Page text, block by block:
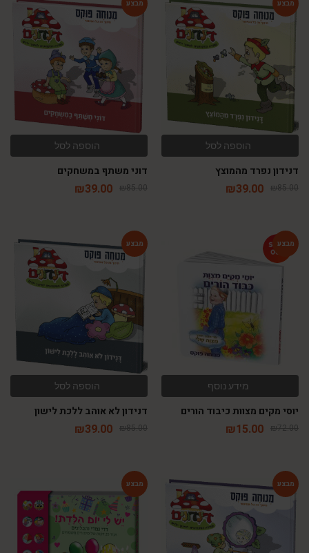
הוספה לסל
דנידון נפרד מהמוצץ
₪85.00
₪39.00
הוספה לסל
דוני משתף במשחקים
₪85.00
₪39.00
מידע נוסף
יוסי מקים מצוות כיבוד הורים
₪72.00
₪15.00
הוספה לסל
דנידון לא אוהב ללכת לישון
₪85.00
₪39.00